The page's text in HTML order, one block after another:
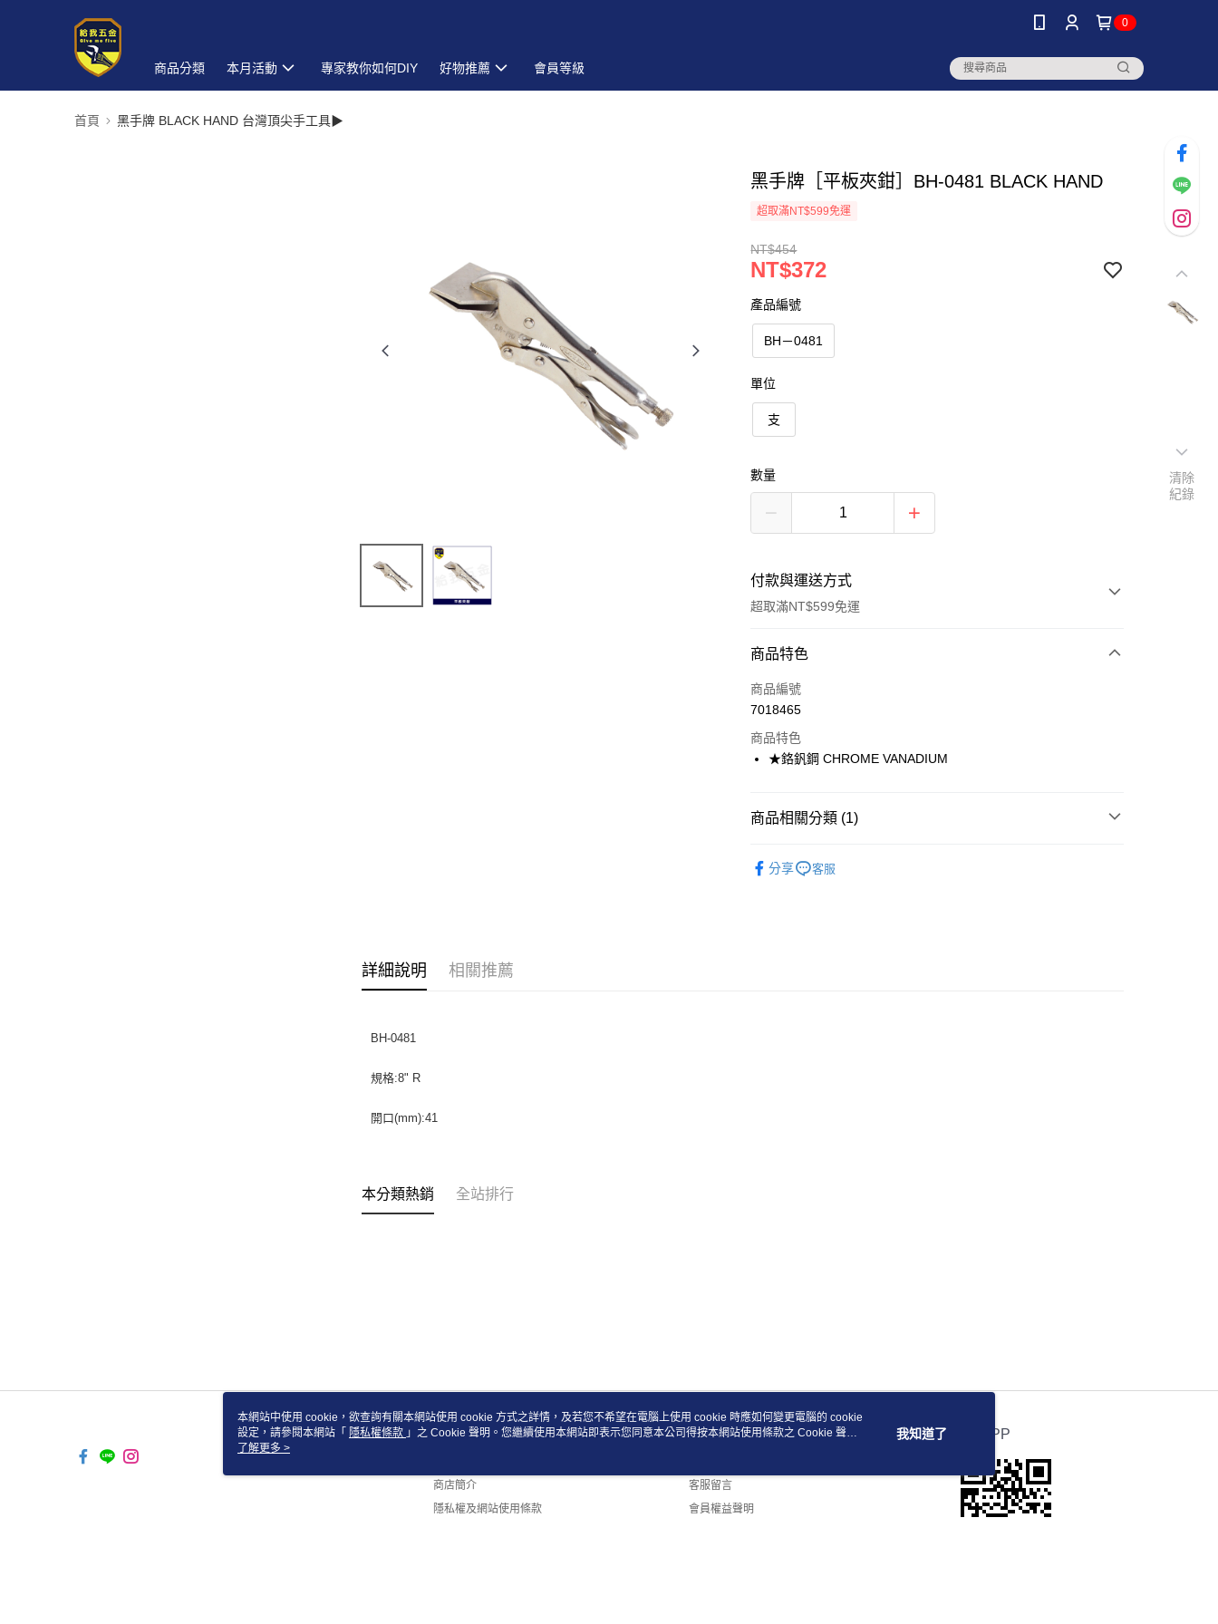
0
商品分類 本月活動 專家教你如何DIY 好物推薦 會員等級
首頁 黑手牌 BLACK HAND 台灣頂尖手工具▶
黑手牌［平板夾鉗］BH-0481 BLACK HAND
超取滿NT$599免運
NT$454
NT$372
產品編號
BH－0481
單位
支
數量
付款與運送方式
超取滿NT$599免運
付款方式
信用卡一次付款
悠遊付
運送方式
每筆NT$60，滿NT$599(含以上)免運費
商品特色
商品編號
7018465
商品特色
★鉻釩鋼 CHROME VANADIUM
商品相關分類 (1)
分享
客服
詳細說明 相關推薦
BH-0481
規格:8" R
開口(mm):41
本分類熱銷 全站排行
關於我們
商店簡介
隱私權及網站使用條款
客服資訊
客服留言
會員權益聲明
官方APP
清除
紀錄
本網站中使用 cookie，欲查詢有關本網站使用 cookie 方式之詳情，及若您不希望在電腦上使用 cookie 時應如何變更電腦的 cookie
設定，請參閱本網站「 隱私權條款 」之 Cookie 聲明。您繼續使用本網站即表示您同意本公司得按本網站使用條款之 Cookie 聲明
使用 cookie。
了解更多 >
我知道了